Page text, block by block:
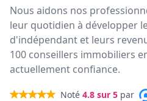
Nous aidons nos
leur quotidien à développer
d'indépendant et leurs
100 conseillers immobiliers
actuellement confiance.
Noté 4.8 sur 5 par